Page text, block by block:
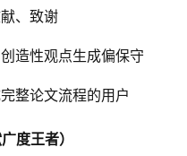
、致谢
造性观点生成偏保守
整论文流程的用户
度王者）